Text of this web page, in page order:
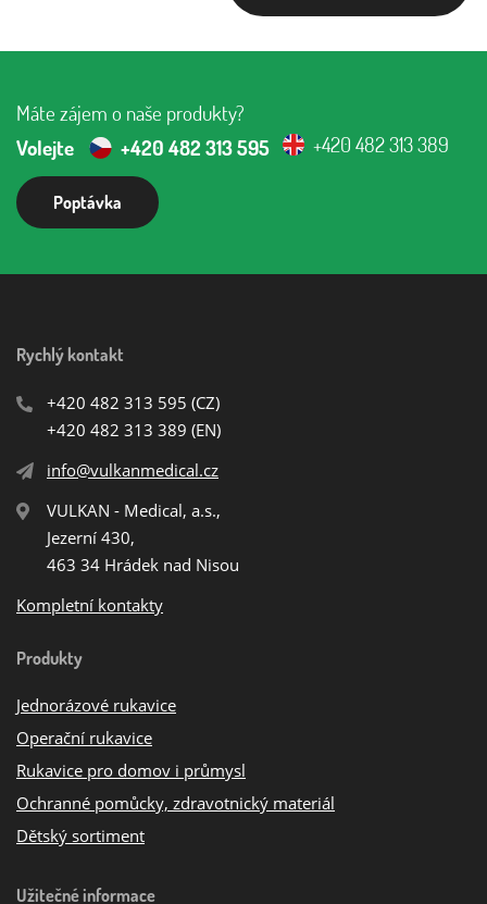
Máte zájem o naše produkty?
Volejte
+420 482 313 595 +420 482 313 389
Poptávka
Rychlý kontakt
+420 482 313 595 (CZ)
+420 482 313 389 (EN)
info@vulkanmedical.cz
VULKAN - Medical, a.s.,
Jezerní 430,
463 34 Hrádek nad Nisou
Kompletní kontakty
Produkty
Jednorázové rukavice
Operační rukavice
Rukavice pro domov i průmysl
Ochranné pomůcky, zdravotnický materiál
Dětský sortiment
Užitečné informace